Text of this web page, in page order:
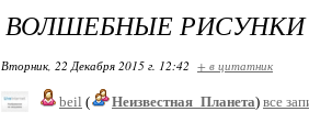
ВОЛШЕБНЫЕ РИСУНКИ
Вторник, 22 Декабря 2015 г. 12:42 + в цитатник
beil ( Неизвестная_Планета) все